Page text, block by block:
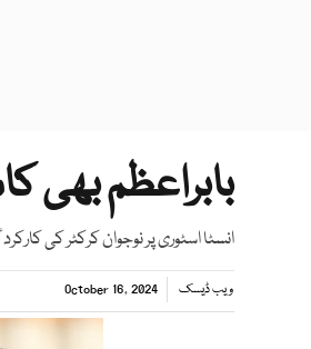
بابراعظم بھی
انسٹا اسٹوری پر نوجوان کرکٹر کی
ویب ڈیسک October 16, 2024